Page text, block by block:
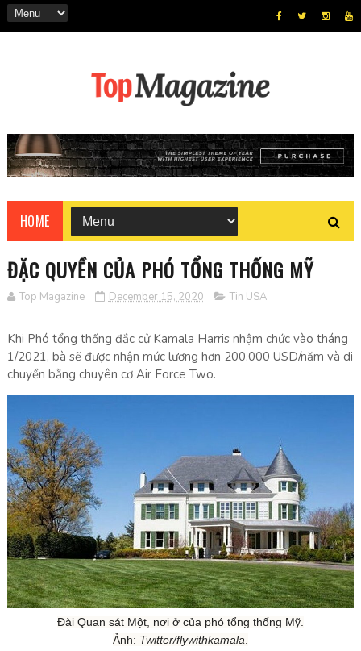
HOME
ĐẶC QUYỀN CỦA PHÓ TỔNG THỐNG MỸ
Top Magazine December 15, 2020 Tin USA
Khi Phó tổng thống đắc cử Kamala Harris nhậm chức vào tháng
1/2021, bà sẽ được nhận mức lương hơn 200.000 USD/năm và di
chuyển bằng chuyên cơ Air Force Two.
Đài Quan sát Một, nơi ở của phó tổng thống Mỹ.
Ảnh: Twitter/flywithkamala.